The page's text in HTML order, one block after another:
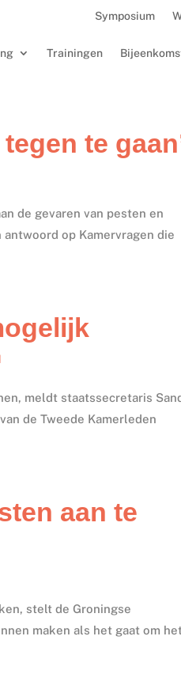
Symposium
Trainingen
te
de gevaren van pesten en
op Kamervragen die
meldt staatssecretaris
de Tweede Kamerleden
aan te
stelt de Groningse
maken als het gaat om het